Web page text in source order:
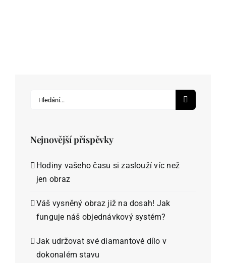
Hledat:
Nejnovější příspěvky
Hodiny vašeho času si zaslouží víc než
jen obraz
Váš vysněný obraz již na dosah! Jak
funguje náš objednávkový systém?
Jak udržovat své diamantové dílo v
dokonalém stavu